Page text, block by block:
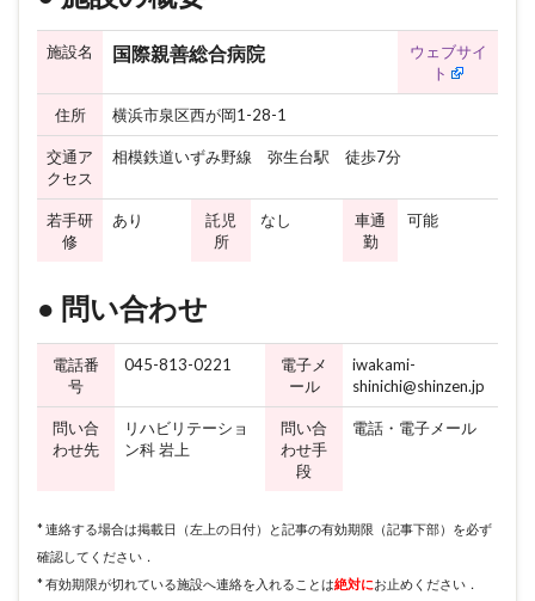
施設名 国際親善総合病院
ウェブサイ
ト
住所 横浜市泉区西が岡1-28-1
交通ア
クセス
相模鉄道いずみ野線 弥生台駅 徒歩7分
若手研
修
あり
託児
所
なし
車通
勤
可能
● 問い合わせ
電話番
号
045-813-0221
電子メ
ール
iwakami-
shinichi@shinzen.jp
問い合
わせ先
リハビリテーショ
ン科 岩上
問い合
わせ手
段
電話・電子メール
* 連絡する場合は掲載日（左上の日付）と記事の有効期限（記事下部）を必ず
確認してください．
* 有効期限が切れている施設へ連絡を入れることは絶対にお止めください．